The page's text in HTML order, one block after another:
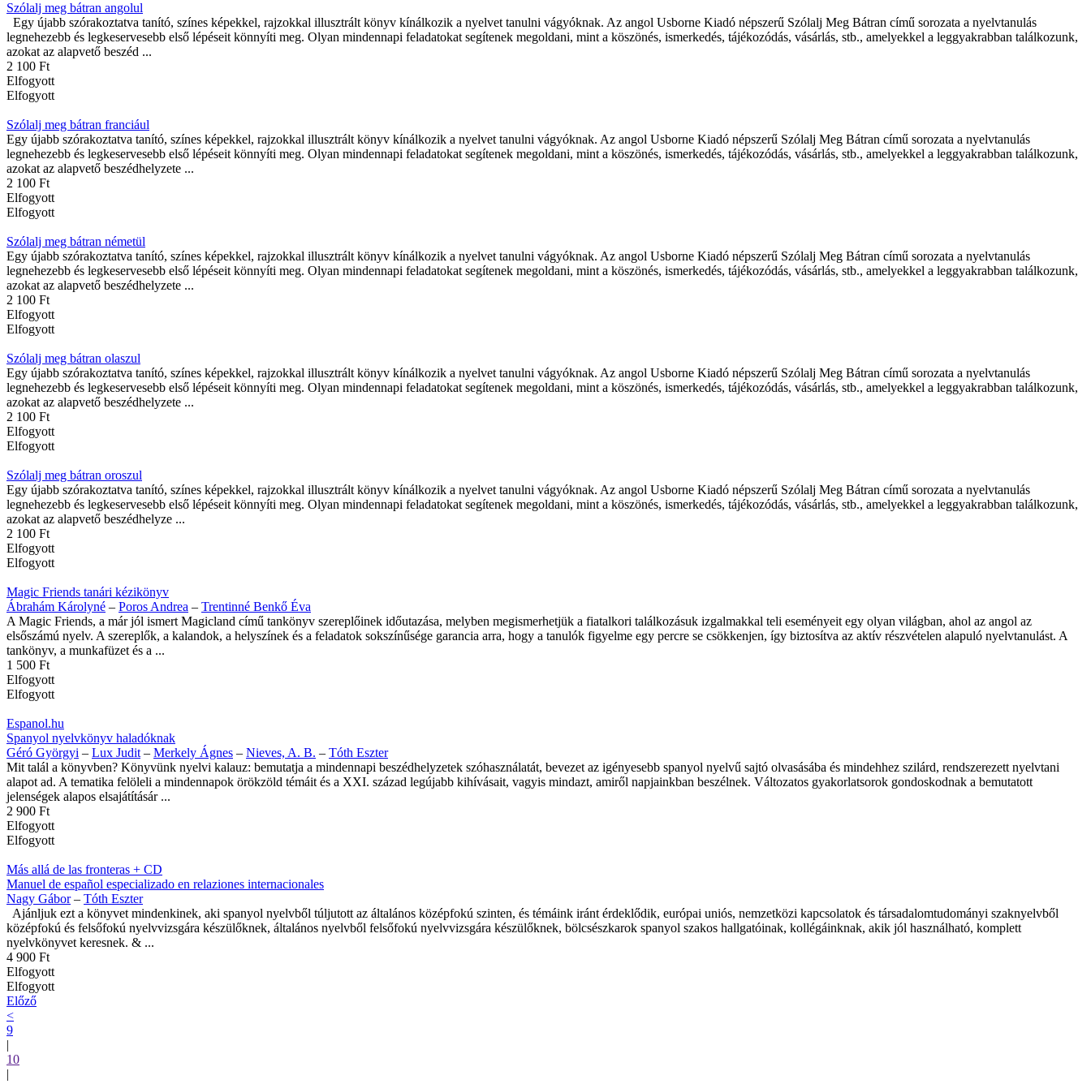
Szólalj meg bátran angolul
Egy újabb szórakoztatva tanító, színes képekkel, rajzokkal illusztrált könyv kínálkozik a nyelvet tanulni vágyóknak. Az angol Usborne Kiadó népszerű Szólalj Meg Bátran című sorozata a nyelvtanulás
legnehezebb és legkeservesebb első lépéseit könnyíti meg. Olyan mindennapi feladatokat segítenek megoldani, mint a köszönés, ismerkedés, tájékozódás, vásárlás, stb., amelyekkel a leggyakrabban találkozunk,
azokat az alapvető beszéd ...
2 100 Ft
Elfogyott
Elfogyott
Szólalj meg bátran franciául
Egy újabb szórakoztatva tanító, színes képekkel, rajzokkal illusztrált könyv kínálkozik a nyelvet tanulni vágyóknak. Az angol Usborne Kiadó népszerű Szólalj Meg Bátran című sorozata a nyelvtanulás
legnehezebb és legkeservesebb első lépéseit könnyíti meg. Olyan mindennapi feladatokat segítenek megoldani, mint a köszönés, ismerkedés, tájékozódás, vásárlás, stb., amelyekkel a leggyakrabban találkozunk,
azokat az alapvető beszédhelyzete ...
2 100 Ft
Elfogyott
Elfogyott
Szólalj meg bátran németül
Egy újabb szórakoztatva tanító, színes képekkel, rajzokkal illusztrált könyv kínálkozik a nyelvet tanulni vágyóknak. Az angol Usborne Kiadó népszerű Szólalj Meg Bátran című sorozata a nyelvtanulás
legnehezebb és legkeservesebb első lépéseit könnyíti meg. Olyan mindennapi feladatokat segítenek megoldani, mint a köszönés, ismerkedés, tájékozódás, vásárlás, stb., amelyekkel a leggyakrabban találkozunk,
azokat az alapvető beszédhelyzete ...
2 100 Ft
Elfogyott
Elfogyott
Szólalj meg bátran olaszul
Egy újabb szórakoztatva tanító, színes képekkel, rajzokkal illusztrált könyv kínálkozik a nyelvet tanulni vágyóknak. Az angol Usborne Kiadó népszerű Szólalj Meg Bátran című sorozata a nyelvtanulás
legnehezebb és legkeservesebb első lépéseit könnyíti meg. Olyan mindennapi feladatokat segítenek megoldani, mint a köszönés, ismerkedés, tájékozódás, vásárlás, stb., amelyekkel a leggyakrabban találkozunk,
azokat az alapvető beszédhelyzete ...
2 100 Ft
Elfogyott
Elfogyott
Szólalj meg bátran oroszul
Egy újabb szórakoztatva tanító, színes képekkel, rajzokkal illusztrált könyv kínálkozik a nyelvet tanulni vágyóknak. Az angol Usborne Kiadó népszerű Szólalj Meg Bátran című sorozata a nyelvtanulás
legnehezebb és legkeservesebb első lépéseit könnyíti meg. Olyan mindennapi feladatokat segítenek megoldani, mint a köszönés, ismerkedés, tájékozódás, vásárlás, stb., amelyekkel a leggyakrabban találkozunk,
azokat az alapvető beszédhelyze ...
2 100 Ft
Elfogyott
Elfogyott
Magic Friends tanári kézikönyv
Ábrahám Károlyné – Poros Andrea – Trentinné Benkő Éva
A Magic Friends, a már jól ismert Magicland című tankönyv szereplőinek időutazása, melyben megismerhetjük a fiatalkori találkozásuk izgalmakkal teli eseményeit egy olyan világban, ahol az angol az
elsőszámú nyelv. A szereplők, a kalandok, a helyszínek és a feladatok sokszínűsége garancia arra, hogy a tanulók figyelme egy percre se csökkenjen, így biztosítva az aktív részvételen alapuló nyelvtanulást. A
tankönyv, a munkafüzet és a ...
1 500 Ft
Elfogyott
Elfogyott
Espanol.hu
Spanyol nyelvkönyv haladóknak
Géró Györgyi – Lux Judit – Merkely Ágnes – Nieves, A. B. – Tóth Eszter
Mit talál a könyvben? Könyvünk nyelvi kalauz: bemutatja a mindennapi beszédhelyzetek szóhasználatát, bevezet az igényesebb spanyol nyelvű sajtó olvasásába és mindehhez szilárd, rendszerezett nyelvtani
alapot ad. A tematika felöleli a mindennapok örökzöld témáit és a XXI. század legújabb kihívásait, vagyis mindazt, amiről napjainkban beszélnek. Változatos gyakorlatsorok gondoskodnak a bemutatott
jelenségek alapos elsajátításár ...
2 900 Ft
Elfogyott
Elfogyott
Más allá de las fronteras + CD
Manuel de español especializado en relaziones internacionales
Nagy Gábor– Tóth Eszter
Ajánljuk ezt a könyvet mindenkinek, aki spanyol nyelvből túljutott az általános középfokú szinten, és témáink iránt érdeklődik, európai uniós, nemzetközi kapcsolatok és társadalomtudományi szaknyelvből
középfokú és felsőfokú nyelvvizsgára készülőknek, általános nyelvből felsőfokú nyelvvizsgára készülőknek, bölcsészkarok spanyol szakos hallgatóinak, kollégáinknak, akik jól használható, komplett
nyelvkönyvet keresnek. & ...
4 900 Ft
Elfogyott
Elfogyott
Előző
<
9
|
10
|